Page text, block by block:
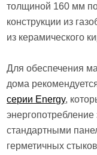
толщиной 160 мм
конструкции из
из керамического
Для обеспечения
дома
серии Energy,
стандартными
герметичных